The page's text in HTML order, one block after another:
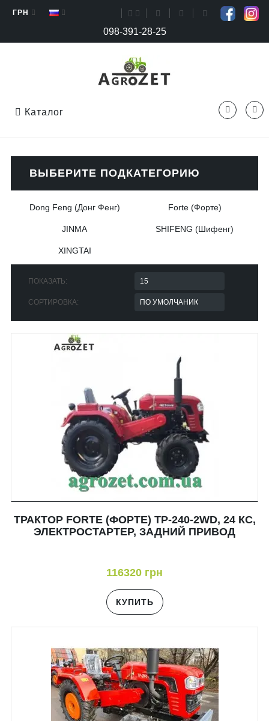
ГРН
098-391-28-25
Каталог
ВЫБЕРИТЕ ПОДКАТЕГОРИЮ
Dong Feng (Донг Фенг) Forte (Форте)
JINMA SHIFENG (Шифенг)
XINGTAI
ПОКАЗАТЬ:
СОРТИРОВКА:
ТРАКТОР FORTE (ФОРТЕ) TP-240-2WD, 24 КС,
ЭЛЕКТРОСТАРТЕР, ЗАДНИЙ ПРИВОД
116320 грн
КУПИТЬ